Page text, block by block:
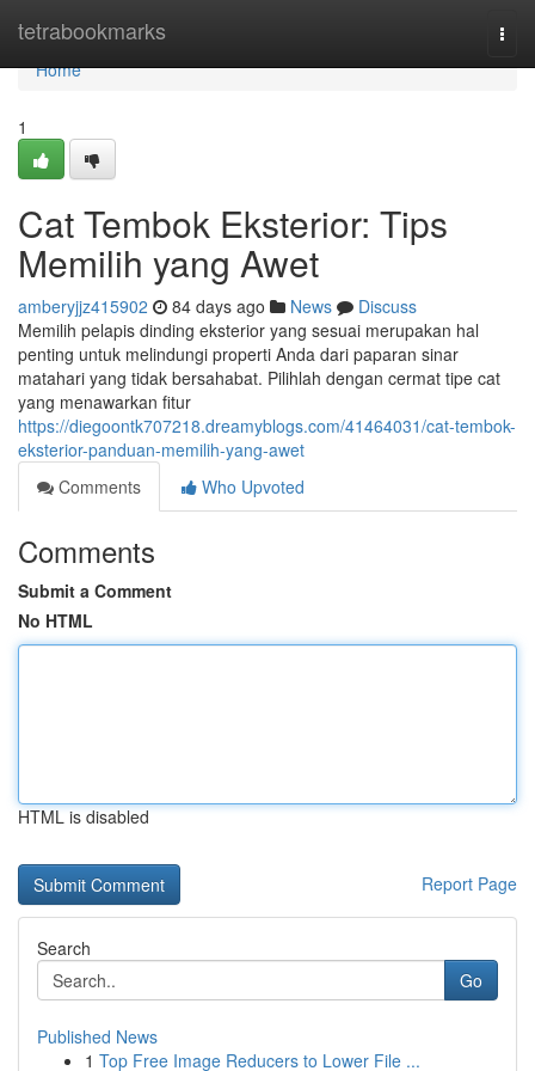
tetrabookmarks
Home
Home
1
Cat Tembok Eksterior: Tips
Memilih yang Awet
amberyjjz415902 84 days ago News
Discuss
Memilih pelapis dinding eksterior yang sesuai merupakan hal
penting untuk melindungi properti Anda dari paparan sinar
matahari yang tidak bersahabat. Pilihlah dengan cermat tipe cat
yang menawarkan fitur
https://diegoontk707218.dreamyblogs.com/41464031/cat-tembok-
eksterior-panduan-memilih-yang-awet
Comments
Who Upvoted
Comments
Submit a Comment
No HTML
HTML is disabled
Report Page
Search
Go
Published News
1 Top Free Image Reducers to Lower File ...